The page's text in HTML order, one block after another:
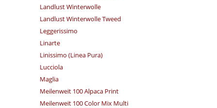
Landlust Winterwolle
Landlust Winterwolle Tweed
Leggerissimo
Linarte
Linissimo (Linea Pura)
Lucciola
Maglia
Meilenweit 100 Alpaca Print
Meilenweit 100 Color Mix Multi